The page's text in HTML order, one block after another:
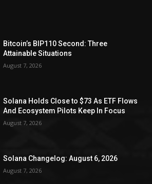
Bitcoin’s BIP110 Second: Three
Attainable Situations
August 7, 2026
Solana Holds Close to $73 As ETF Flows
And Ecosystem Pilots Keep In Focus
August 7, 2026
Solana Changelog: August 6, 2026
August 7, 2026